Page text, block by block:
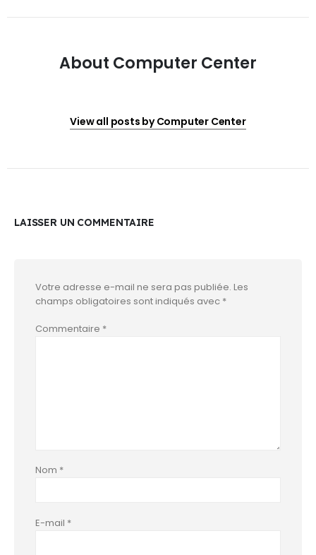
About Computer Center
View all posts by Computer Center
LAISSER UN COMMENTAIRE
Votre adresse e-mail ne sera pas publiée. Les
champs obligatoires sont indiqués avec *
Commentaire *
Nom *
E-mail *